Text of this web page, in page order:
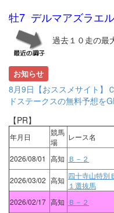
牡7 デルマアズラエル
過去１０走の最
お知らせ
8月9日【おススメサイト】
ドステークスの無料予想を
【PR】
年月日
競馬
場
レース名
2026/08/01 高知 Ｂ－２
2026/03/02 高知 四十寺山特別
１選抜馬
2026/02/17 高知 Ｂ－２